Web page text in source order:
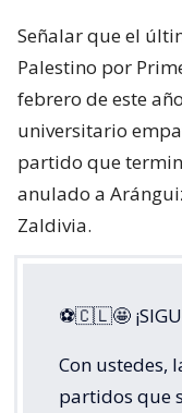
Señalar que el
Palestino por
febrero de este
universitario
partido que
anulado a
Zaldivia.
⚽🇨🇱🤩
Con ustedes,
partidos que